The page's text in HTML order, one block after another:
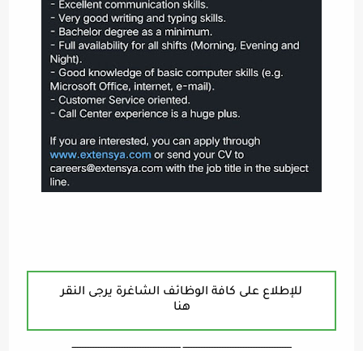
للإطلاع على كافة الوظائف الشاغرة يرجى النقر
هنا
ـــــــــــــــــــــــــــــــــــــــــــــــــــــــــــــــــــ ـــــــــــــــــــــــــــــــــــــــــــــــــــــــــــــــــــ